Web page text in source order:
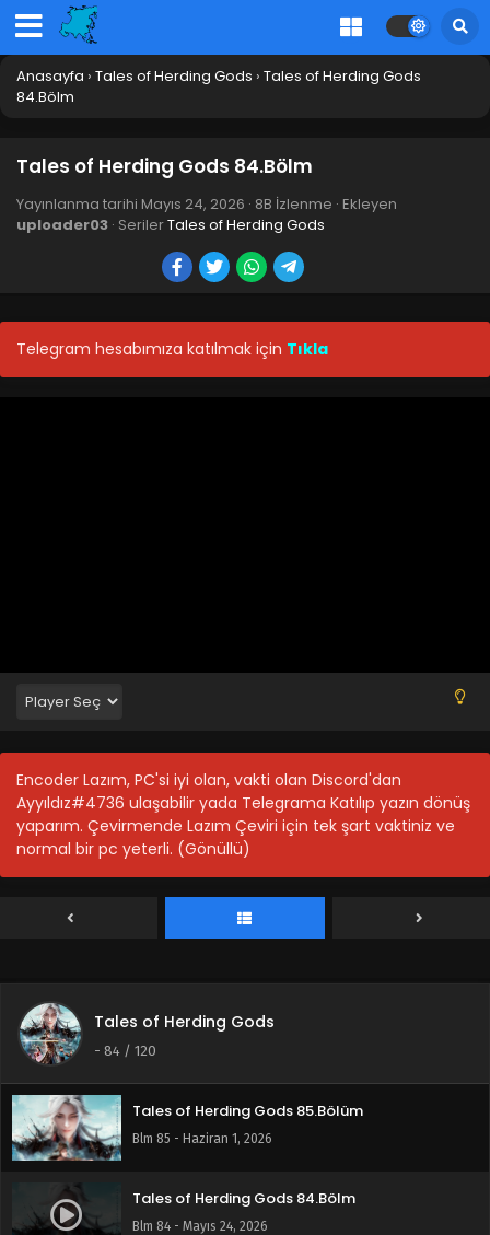
Anasayfa › Tales of Herding Gods › Tales of Herding Gods
84.Bölm
Tales of Herding Gods 84.Bölm
Yayınlanma tarihi Mayıs 24, 2026 · 8B İzlenme · Ekleyen
uploader03 · SerilerTales of Herding Gods
Telegram hesabımıza katılmak için Tıkla
Encoder Lazım, PC'si iyi olan, vakti olan Discord'dan
Ayyıldız#4736 ulaşabilir yada Telegrama Katılıp yazın dönüş
yaparım. Çevirmende Lazım Çeviri için tek şart vaktiniz ve
normal bir pc yeterli. (Gönüllü)
Tales of Herding Gods
- 84 / 120
Tales of Herding Gods 94.Bölüm
Blm 94 - Ağustos 2, 2026
Tales of Herding Gods 90.Bölüm
Blm 89 - Haziran 28, 2026
Tales of Herding Gods 88.Bölüm
Blm 88 - Haziran 21, 2026
Tales of Herding Gods 87.Bölüm
Tales of Herding Gods 86.Bölüm
Blm 86 - Haziran 7, 2026
Tales of Herding Gods 85.Bölüm
Blm 85 - Haziran 1, 2026
Tales of Herding Gods 84.Bölm
Blm 84 - Mayıs 24, 2026